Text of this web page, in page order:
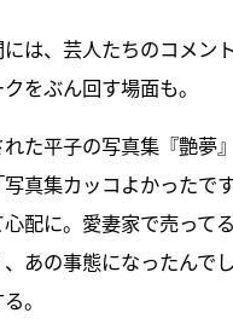
は、芸人たちのコメン
をぶん回す場面も。
た平子の写真集『艶夢
真集カッコよかったで
配に。愛妻家で売って
あの事態になったんで
。